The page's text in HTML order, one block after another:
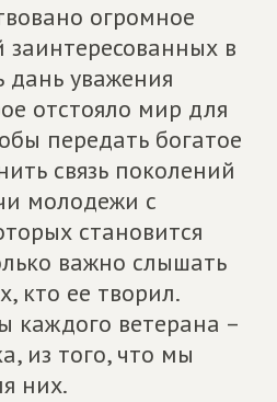
огромное
заинтересованных в
дань уважения
отстояло мир для
передать богатое
связь поколений
молодежи с
становится
важно слышать
кто ее творил.
каждого ветерана –
из того, что мы
них.